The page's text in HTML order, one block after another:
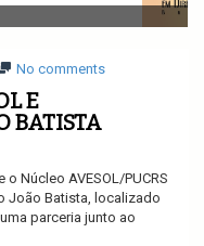
No comments
E
BATISTA
Núcleo AVESOL/PUCRS
João Batista, localizado
parceria junto ao